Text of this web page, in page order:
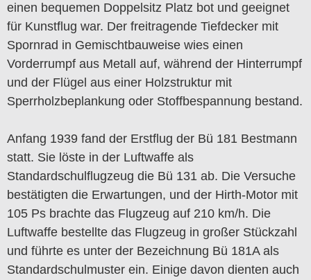
einen bequemen Doppelsitz Platz bot und geeignet
für Kunstflug war. Der freitragende Tiefdecker mit
Spornrad in Gemischtbauweise wies einen
Vorderrumpf aus Metall auf, während der Hinterrumpf
und der Flügel aus einer Holzstruktur mit
Sperrholzbeplankung oder Stoffbespannung bestand.
Anfang 1939 fand der Erstflug der Bü 181 Bestmann
statt. Sie löste in der Luftwaffe als
Standardschulflugzeug die Bü 131 ab. Die Versuche
bestätigten die Erwartungen, und der Hirth-Motor mit
105 Ps brachte das Flugzeug auf 210 km/h. Die
Luftwaffe bestellte das Flugzeug in großer Stückzahl
und führte es unter der Bezeichnung Bü 181A als
Standardschulmuster ein. Einige davon dienten auch